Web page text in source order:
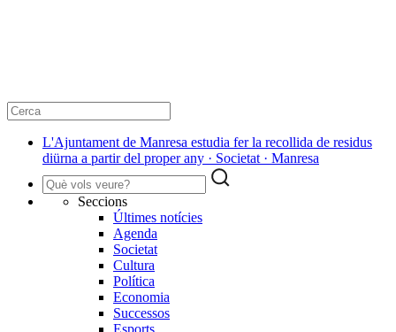
L'Ajuntament de Manresa estudia fer la recollida de residus
diürna a partir del proper any · Societat · Manresa
Seccions
Últimes notícies
Agenda
Societat
Cultura
Política
Economia
Successos
Esports